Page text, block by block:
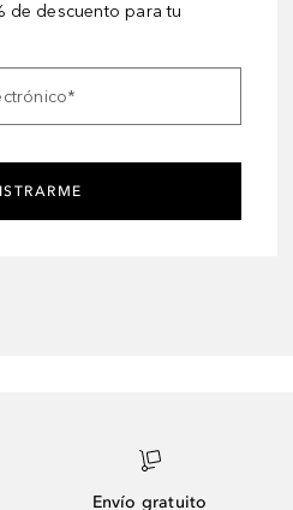
de descuento para tu
*
Envío gratuito